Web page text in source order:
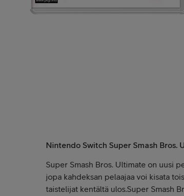
Nintendo Switch Super Smash Bros.
Super Smash Bros. Ultimate on uusi
jopa kahdeksan pelaajaa voi kisata
taistelijat kentältä ulos.Super Smash